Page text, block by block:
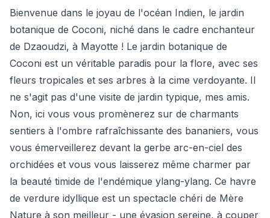
Bienvenue dans le joyau de l'océan Indien, le jardin
botanique de Coconi, niché dans le cadre enchanteur
de Dzaoudzi, à Mayotte ! Le jardin botanique de
Coconi est un véritable paradis pour la flore, avec ses
fleurs tropicales et ses arbres à la cime verdoyante. Il
ne s'agit pas d'une visite de jardin typique, mes amis.
Non, ici vous vous promènerez sur de charmants
sentiers à l'ombre rafraîchissante des bananiers, vous
vous émerveillerez devant la gerbe arc-en-ciel des
orchidées et vous vous laisserez même charmer par
la beauté timide de l'endémique ylang-ylang. Ce havre
de verdure idyllique est un spectacle chéri de Mère
Nature à son meilleur - une évasion sereine, à couper